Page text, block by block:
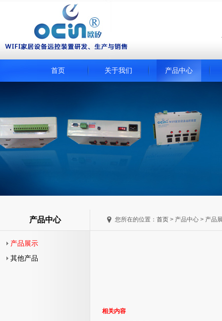
首页 关于我们 产品中心
产品中心
产品展示
其他产品
您所在的位置： 首页 > 产品中心 > 产品
相关内容